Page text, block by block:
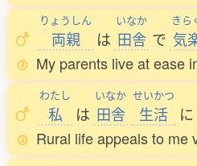
りょうしん
両親 は
いなか
田舎 で
きら
気
My parents live at ease
わたし
私 は
いなか
田舎
せいかつ
生活 に
Rural life appeals to me